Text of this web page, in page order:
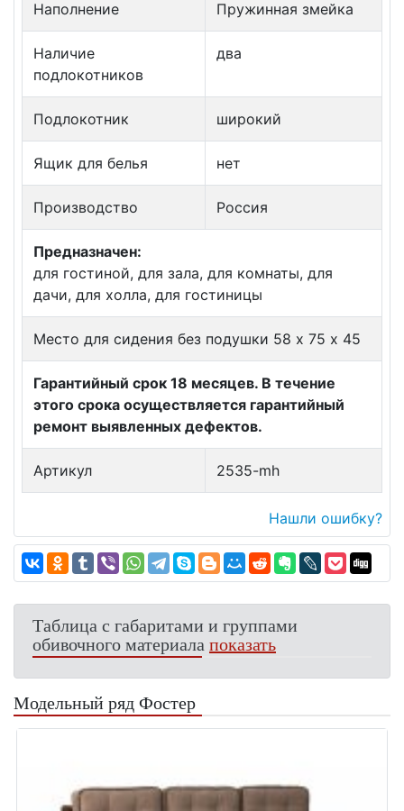
Наполнение Пружинная змейка
Наличие
подлокотников
два
Подлокотник широкий
Ящик для белья нет
Производство Россия
Предназначен:
для гостиной, для зала, для комнаты, для
дачи, для холла, для гостиницы
Место для сидения без подушки 58 х 75 х 45
Гарантийный срок 18 месяцев. В течение
этого срока осуществляется гарантийный
ремонт выявленных дефектов.
Артикул 2535-mh
Нашли ошибку?
Таблица с габаритами и группами
обивочного материалапоказать
Модельный ряд Фостер